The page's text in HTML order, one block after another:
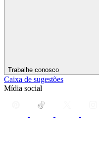
Trabalhe conosco
Caixa de sugestões
Mídia social